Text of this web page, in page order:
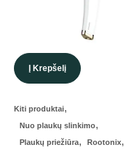
Į Krepšelį
Kiti produktai,
Nuo plaukų slinkimo,
Plaukų priežiūra, Rootonix,